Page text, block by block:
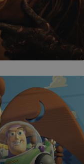
PHPSESSID
G_ENABLED_IDPS
takeOverCookie